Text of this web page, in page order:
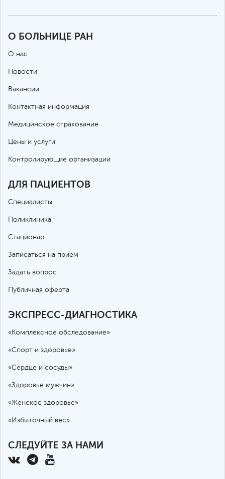
О БОЛЬНИЦЕ РАН
О нас
Новости
Вакансии
Контактная информация
Медицинское страхование
Цены и услуги
Контролирующие организации
ДЛЯ ПАЦИЕНТОВ
Специалисты
Поликлиника
Стационар
Записаться на прием
Задать вопрос
Публичная оферта
ЭКСПРЕСС-ДИАГНОСТИКА
«Комплексное обследование»
«Спорт и здоровье»
«Сердце и сосуды»
«Здоровье мужчин»
«Женское здоровье»
«Избыточный вес»
СЛЕДУЙТЕ ЗА НАМИ